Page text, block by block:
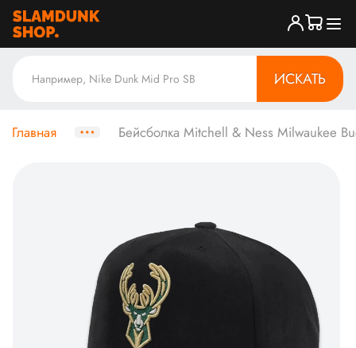
ИСКАТЬ
Главная Бейсболка Mitchell & Ness Milwaukee